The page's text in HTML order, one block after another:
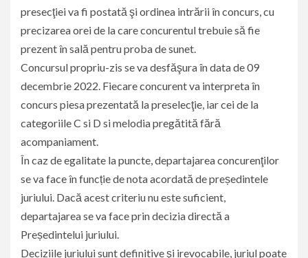
presecţiei va fi postată şi ordinea intrării în concurs, cu
precizarea orei de la care concurentul trebuie să fie
prezent în sală pentru proba de sunet.
Concursul propriu-zis se va desfăşura în data de 09
decembrie 2022. Fiecare concurent va interpreta în
concurs piesa prezentată la preselecţie, iar cei de la
categoriile C si D si melodia pregătită fără
acompaniament.
În caz de egalitate la puncte, departajarea concurenţilor
se va face în funcție de nota acordată de președintele
juriului. Dacă acest criteriu nu este suficient,
departajarea se va face prin decizia directă a
Președintelui juriului.
Deciziile juriului sunt definitive şi irevocabile, juriul poate